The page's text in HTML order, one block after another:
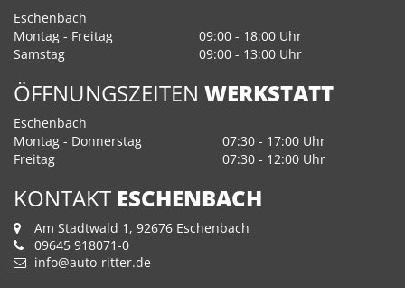
Eschenbach
Montag - Freitag
09:00 - 18:00 Uhr
Samstag
09:00 - 13:00 Uhr
ÖFFNUNGSZEITEN WERKSTATT
Eschenbach
Montag - Donnerstag
07:30 - 17:00 Uhr
Freitag
07:30 - 12:00 Uhr
KONTAKT ESCHENBACH
Am Stadtwald 1, 92676 Eschenbach
09645 918071-0
info@auto-ritter.de